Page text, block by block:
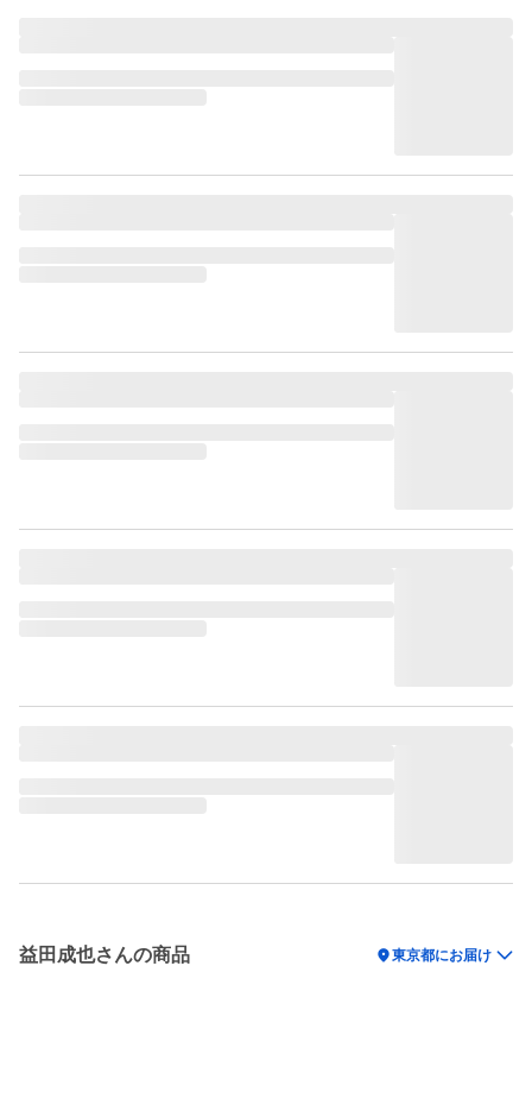
益田成也さんの商品 location_on東京都にお届け